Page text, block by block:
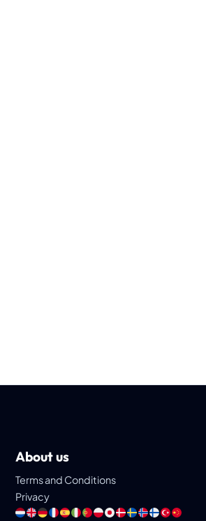
About us
Terms and Conditions
Privacy